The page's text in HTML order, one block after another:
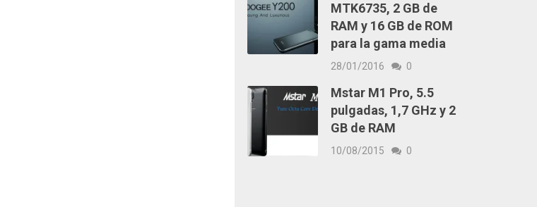
MTK6735, 2 GB de
RAM y 16 GB de ROM
para la gama media
28/01/2016 0
Mstar M1 Pro, 5.5
pulgadas, 1,7 GHz y 2
GB de RAM
10/08/2015 0